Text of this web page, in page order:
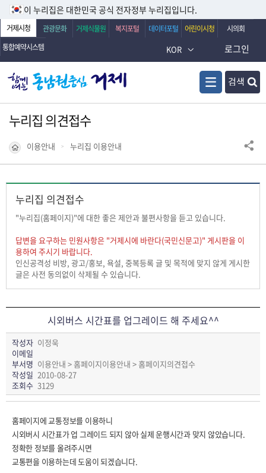
이 누리집은 대한민국 공식 전자정부 누리집입니다.
거제시청 관광문화 거제식물원 복지포털 데이터포털 어린이시청
시의회
통합예약시스템
KOR
검색
로그인
누리집 의견접수
이용안내 누리집 이용안내
누리집 의견접수
"누리집(홈페이지)"에 대한 좋은 제안과 불편사항을 듣고 있습니다.
답변을 요구하는 민원사항은 "거제시에 바란다(국민신문고)" 게시판을 이
용하여 주시기 바랍니다.
인신공격성 비방, 광고/홍보, 욕설, 중복등록 글 및 목적에 맞지 않게 게시한
글은 사전 동의없이 삭제될 수 있습니다.
시외버스 시간표를 업그레이드 해 주세요^^
작성자 이정욱
이메일
부서명 이용안내 > 홈페이지이용안내 > 홈페이지의견접수
작성일 2010-08-27
조회수 3129
홈페이지에 교통정보를 이용하니
시외버시 시간표가 업 그레이드 되지 않아 실제 운행시간과 맞지 않았습니다.
정확한 정보를 올려주시면
교통편을 이용하는데 도움이 되겠습니다.